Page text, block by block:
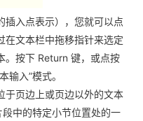
插入点表示），您就可以点
在文本栏中拖移指针来选定
。按下 Return 键，或点按
输入”模式。
于页边上或页边以外的文本
中的特定小节位置处的一